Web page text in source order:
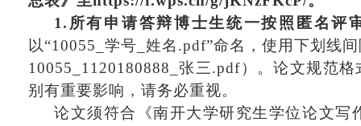
1. 所有申请答辩博士生统一按照匿名评
以“10055_学号_姓名.pdf”命名，使用下划线
10055_1120180888_张三.pdf）。论文规范
别有重要影响，请务必重视。
论文须符合《南开大学研究生学位论文写